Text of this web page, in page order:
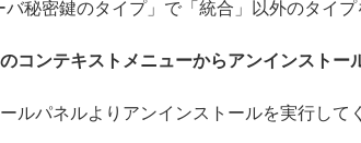
秘密鍵のタイプ」で「統合」以外のタイプ
コンテキストメニューからアンインスト
ルパネルよりアンインストールを実行して